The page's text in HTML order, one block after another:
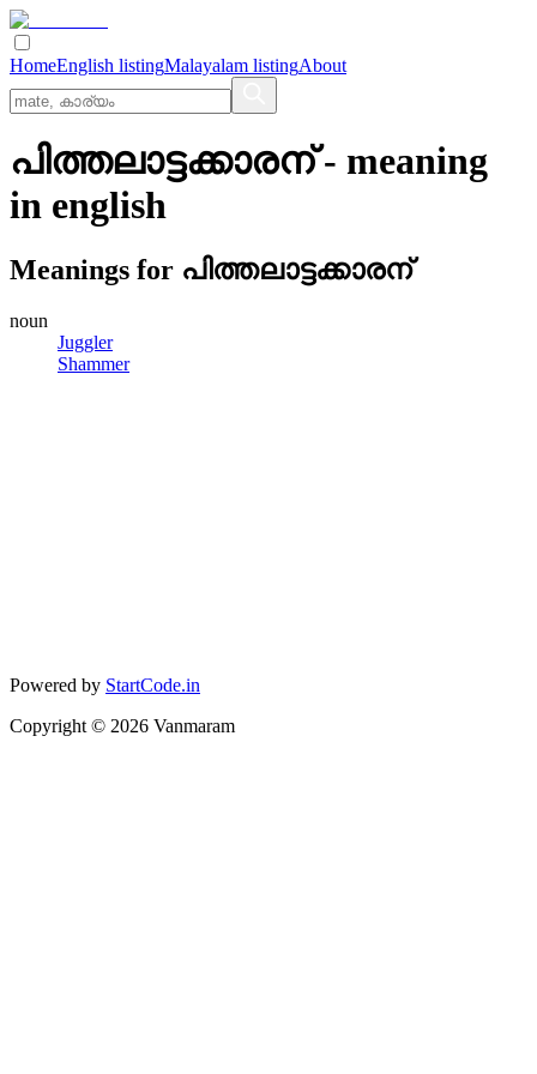
HomeEnglish listingMalayalam listingAbout
പിത്തലാട്ടക്കാരന്- meaning
in english
Meanings for പിത്തലാട്ടക്കാരന്
noun
Juggler
Shammer
Powered by StartCode.in
Copyright © 2026 Vanmaram